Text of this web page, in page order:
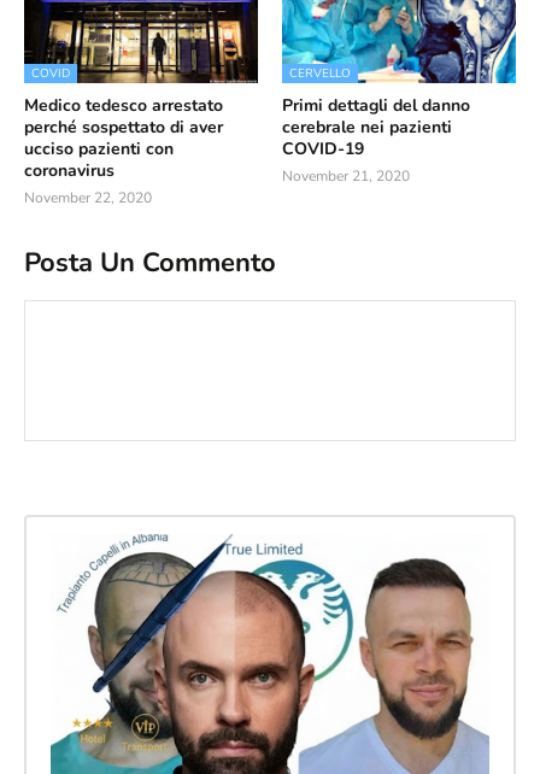
COVID
Medico tedesco arrestato
perché sospettato di aver
ucciso pazienti con
coronavirus
November 22, 2020
CERVELLO
Primi dettagli del danno
cerebrale nei pazienti
COVID-19
November 21, 2020
Posta Un Commento